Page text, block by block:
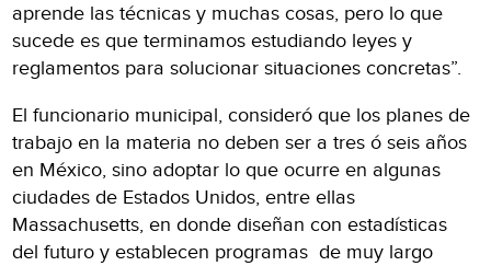
aprende las técnicas y muchas cosas, pero lo que
sucede es que terminamos estudiando leyes y
reglamentos para solucionar situaciones concretas”.
El funcionario municipal, consideró que los planes de
trabajo en la materia no deben ser a tres ó seis años
en México, sino adoptar lo que ocurre en algunas
ciudades de Estados Unidos, entre ellas
Massachusetts, en donde diseñan con estadísticas
del futuro y establecen programas de muy largo